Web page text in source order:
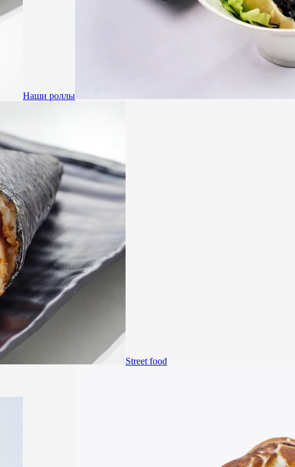
Наши роллы
Street food